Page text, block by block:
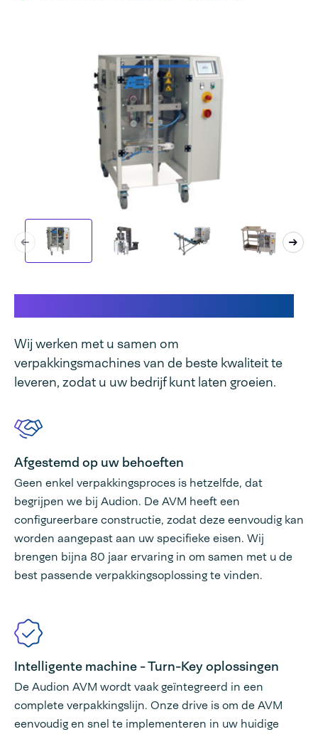
Wij werken met u samen om
verpakkingsmachines van de beste kwaliteit te
leveren, zodat u uw bedrijf kunt laten groeien.
Afgestemd op uw behoeften
Geen enkel verpakkingsproces is hetzelfde, dat
begrijpen we bij Audion. De AVM heeft een
configureerbare constructie, zodat deze eenvoudig kan
worden aangepast aan uw specifieke eisen. Wij
brengen bijna 80 jaar ervaring in om samen met u de
best passende verpakkingsoplossing te vinden.
Intelligente machine - Turn-Key oplossingen
De Audion AVM wordt vaak geïntegreerd in een
complete verpakkingslijn. Onze drive is om de AVM
eenvoudig en snel te implementeren in uw huidige